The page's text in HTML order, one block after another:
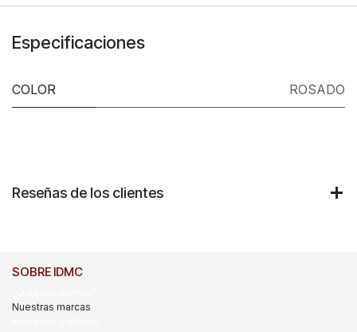
Especificaciones
COLOR ROSADO
Reseñas de los clientes
SOBRE IDMC
Nuestras marcas